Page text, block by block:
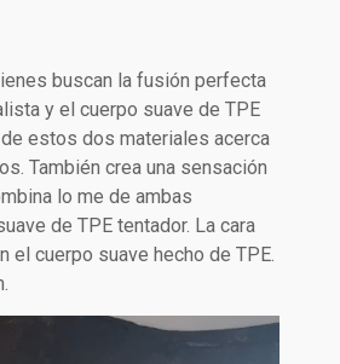
buscan la fusión perfecta
y el cuerpo suave de TPE
estos dos materiales acerca
También crea una sensación
lo me de ambas
de TPE tentador. La cara
el cuerpo suave hecho de TPE.